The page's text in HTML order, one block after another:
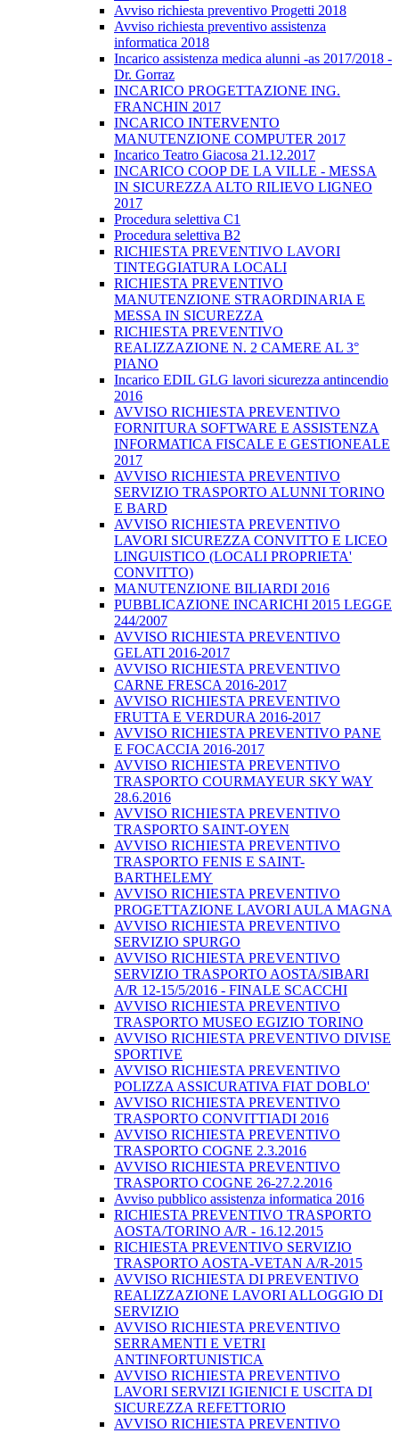
Avviso richiesta preventivo Progetti 2018
Avviso richiesta preventivo assistenza
informatica 2018
Incarico assistenza medica alunni -as 2017/2018 -
Dr. Gorraz
INCARICO PROGETTAZIONE ING.
FRANCHIN 2017
INCARICO INTERVENTO
MANUTENZIONE COMPUTER 2017
Incarico Teatro Giacosa 21.12.2017
INCARICO COOP DE LA VILLE - MESSA
IN SICUREZZA ALTO RILIEVO LIGNEO
2017
Procedura selettiva C1
Procedura selettiva B2
RICHIESTA PREVENTIVO LAVORI
TINTEGGIATURA LOCALI
RICHIESTA PREVENTIVO
MANUTENZIONE STRAORDINARIA E
MESSA IN SICUREZZA
RICHIESTA PREVENTIVO
REALIZZAZIONE N. 2 CAMERE AL 3°
PIANO
Incarico EDIL GLG lavori sicurezza antincendio
2016
AVVISO RICHIESTA PREVENTIVO
FORNITURA SOFTWARE E ASSISTENZA
INFORMATICA FISCALE E GESTIONEALE
2017
AVVISO RICHIESTA PREVENTIVO
SERVIZIO TRASPORTO ALUNNI TORINO
E BARD
AVVISO RICHIESTA PREVENTIVO
LAVORI SICUREZZA CONVITTO E LICEO
LINGUISTICO (LOCALI PROPRIETA'
CONVITTO)
MANUTENZIONE BILIARDI 2016
PUBBLICAZIONE INCARICHI 2015 LEGGE
244/2007
AVVISO RICHIESTA PREVENTIVO
GELATI 2016-2017
AVVISO RICHIESTA PREVENTIVO
CARNE FRESCA 2016-2017
AVVISO RICHIESTA PREVENTIVO
FRUTTA E VERDURA 2016-2017
AVVISO RICHIESTA PREVENTIVO PANE
E FOCACCIA 2016-2017
AVVISO RICHIESTA PREVENTIVO
TRASPORTO COURMAYEUR SKY WAY
28.6.2016
AVVISO RICHIESTA PREVENTIVO
TRASPORTO SAINT-OYEN
AVVISO RICHIESTA PREVENTIVO
TRASPORTO FENIS E SAINT-
BARTHELEMY
AVVISO RICHIESTA PREVENTIVO
PROGETTAZIONE LAVORI AULA MAGNA
AVVISO RICHIESTA PREVENTIVO
SERVIZIO SPURGO
AVVISO RICHIESTA PREVENTIVO
SERVIZIO TRASPORTO AOSTA/SIBARI
A/R 12-15/5/2016 - FINALE SCACCHI
AVVISO RICHIESTA PREVENTIVO
TRASPORTO MUSEO EGIZIO TORINO
AVVISO RICHIESTA PREVENTIVO DIVISE
SPORTIVE
AVVISO RICHIESTA PREVENTIVO
POLIZZA ASSICURATIVA FIAT DOBLO'
AVVISO RICHIESTA PREVENTIVO
TRASPORTO CONVITTIADI 2016
AVVISO RICHIESTA PREVENTIVO
TRASPORTO COGNE 2.3.2016
AVVISO RICHIESTA PREVENTIVO
TRASPORTO COGNE 26-27.2.2016
Avviso pubblico assistenza informatica 2016
RICHIESTA PREVENTIVO TRASPORTO
AOSTA/TORINO A/R - 16.12.2015
RICHIESTA PREVENTIVO SERVIZIO
TRASPORTO AOSTA-VETAN A/R-2015
AVVISO RICHIESTA DI PREVENTIVO
REALIZZAZIONE LAVORI ALLOGGIO DI
SERVIZIO
AVVISO RICHIESTA PREVENTIVO
SERRAMENTI E VETRI
ANTINFORTUNISTICA
AVVISO RICHIESTA PREVENTIVO
LAVORI SERVIZI IGIENICI E USCITA DI
SICUREZZA REFETTORIO
AVVISO RICHIESTA PREVENTIVO